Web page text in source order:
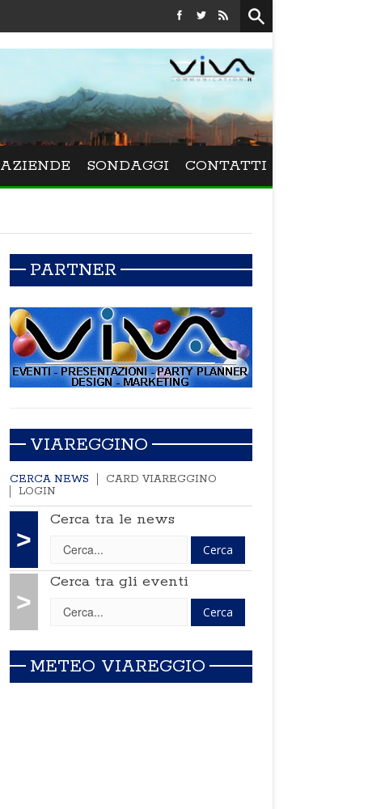
Festival La Versiliana - Maurizio Schweizer
AZIENDE SONDAGGI CONTATTI
PARTNER
VIAREGGINO
CERCA NEWS
CARD VIAREGGINO
LOGIN
>
Cerca tra le news
>
Cerca tra gli eventi
METEO VIAREGGIO